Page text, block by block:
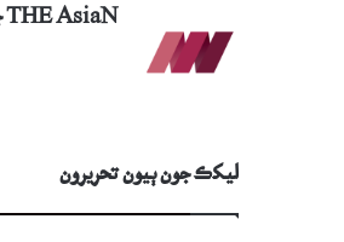
THE AsiaN جو ايڊيٽر (Editor)
ليکڪ جون ٻيون تحريرون